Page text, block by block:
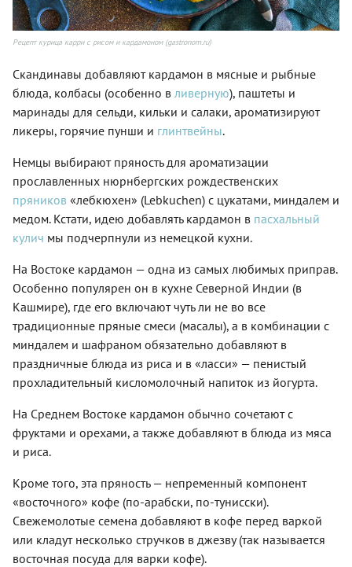
Рецепт курица карри с рисом и кардамоном (gastronom.ru)
Скандинавы добавляют кардамон в мясные и рыбные
блюда, колбасы (особенно в ливерную), паштеты и
маринады для сельди, кильки и салаки, ароматизируют
ликеры, горячие пунши и глинтвейны.
Немцы выбирают пряность для ароматизации
прославленных нюрнбергских рождественских
пряников «лебкюхен» (Lebkuchen) с цукатами, миндалем и
медом. Кстати, идею добавлять кардамон в пасхальный
кулич мы подчерпнули из немецкой кухни.
На Востоке кардамон — одна из самых любимых приправ.
Особенно популярен он в кухне Северной Индии (в
Кашмире), где его включают чуть ли не во все
традиционные пряные смеси (масалы), а в комбинации с
миндалем и шафраном обязательно добавляют в
праздничные блюда из риса и в «ласси» — пенистый
прохладительный кисломолочный напиток из йогурта.
На Среднем Востоке кардамон обычно сочетают с
фруктами и орехами, а также добавляют в блюда из мяса
и риса.
Кроме того, эта пряность — непременный компонент
«восточного» кофе (по-арабски, по-тунисски).
Свежемолотые семена добавляют в кофе перед варкой
или кладут несколько стручков в джезву (так называется
восточная посуда для варки кофе).